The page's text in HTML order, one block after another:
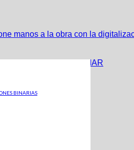
BINARIAS
manos a la obra con la
EN RENUNCIAR